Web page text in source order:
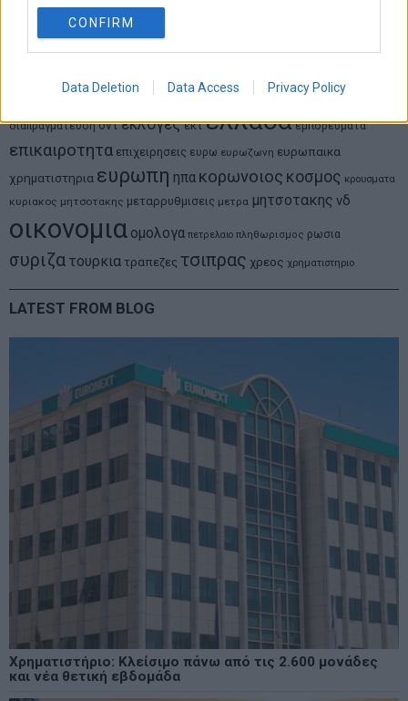
CONFIRM
Data Deletion Data Access Privacy Policy
ΕΤΙΚΕΤΕΣ
Χρηματιστηριο Αθηνων αεπ αθλητικα αναπτυξη βουλη γερμανια
διαπραγματευση δντεκλογες εκτ ελλαδα εμπορευματα
επικαιροτητα επιχειρησεις ευρω ευρωζωνη ευρωπαικα
χρηματιστηρια ευρωπη ηπα κορωνοιος κοσμος κρουσματα
κυριακος μητσοτακης μεταρρυθμισεις μετρα μητσοτακης νδ
οικονομια ομολογα πετρελαιο πληθωρισμος ρωσια
συριζα τουρκια τραπεζες τσιπρας χρεος χρηματιστηριο
LATEST FROM BLOG
Χρηματιστήριο: Κλείσιμο πάνω από τις 2.600 μονάδες
και νέα θετική εβδομάδα